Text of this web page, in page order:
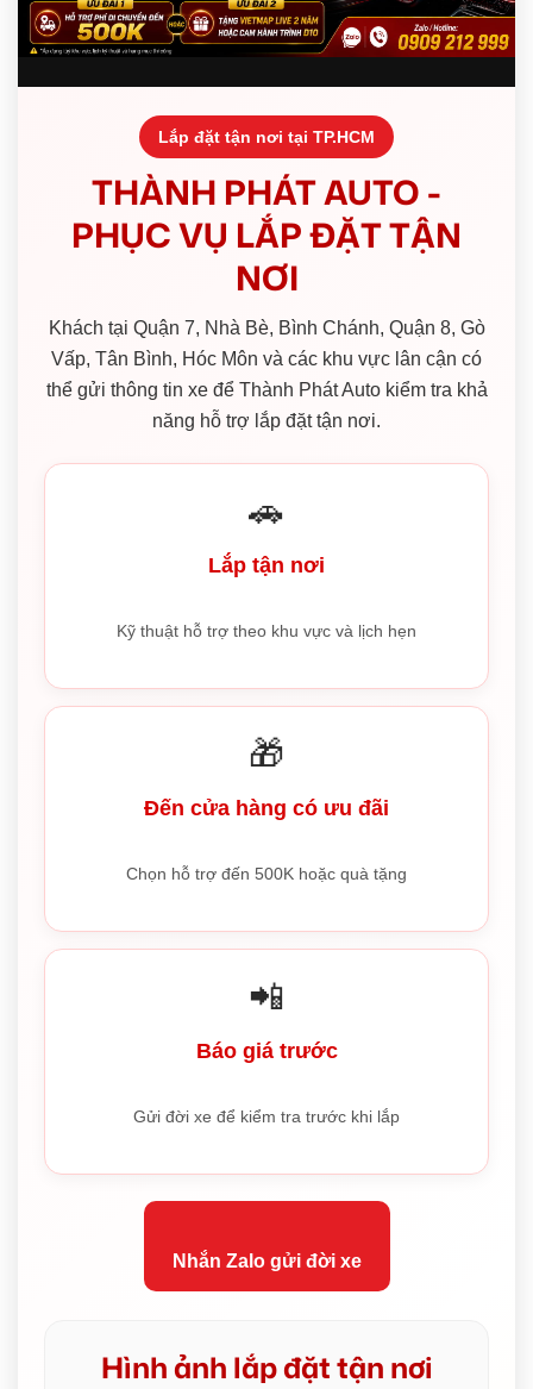
Lắp đặt tận nơi tại TP.HCM
THÀNH PHÁT AUTO -
PHỤC VỤ LẮP ĐẶT TẬN
NƠI
Khách tại Quận 7, Nhà Bè, Bình Chánh, Quận 8, Gò
Vấp, Tân Bình, Hóc Môn và các khu vực lân cận có
thể gửi thông tin xe để Thành Phát Auto kiểm tra khả
năng hỗ trợ lắp đặt tận nơi.
🚗
Lắp tận nơi
Kỹ thuật hỗ trợ theo khu vực và lịch hẹn
🎁
Đến cửa hàng có ưu đãi
Chọn hỗ trợ đến 500K hoặc quà tặng
📲
Báo giá trước
Gửi đời xe để kiểm tra trước khi lắp
Nhắn Zalo gửi đời xe
Hình ảnh lắp đặt tận nơi